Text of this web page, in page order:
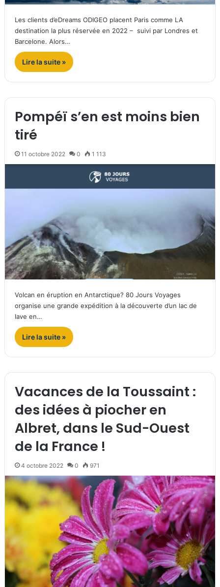
Les clients d’eDreams ODIGEO placent Paris comme LA
destination la plus réservée en 2022 – suivi par Londres et
Barcelone. Alors…
Lire la suite »
Pompéï s’en est moins bien
tiré
11 octobre 2022 0 1 113
Volcan en éruption en Antarctique? 80 Jours Voyages
organise une grande expédition à la découverte d’un lac de
lave en…
Lire la suite »
Vacances de la Toussaint :
des idées à piocher en
Albret, dans le Sud-Ouest
de la France !
4 octobre 2022 0 971